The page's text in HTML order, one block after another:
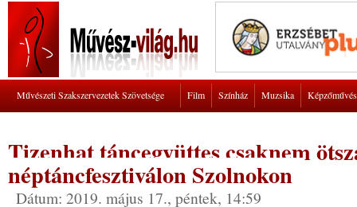
Művészeti Szakszervezetek Szövetsége Film Színház Muzsika
Tizenhat táncegyüttes csaknem
néptáncfesztiválon Szolnokon
Dátum: 2019. május 17., péntek, 14:59